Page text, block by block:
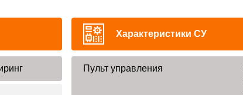
Характеристики СУ
Пульт управления